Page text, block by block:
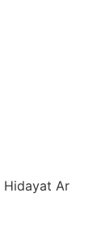
Hidayat Ar